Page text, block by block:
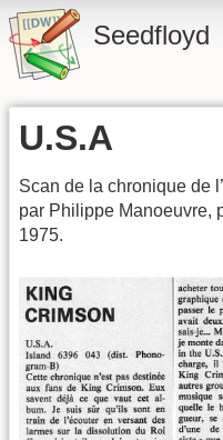
Seedfloyd
U.S.A
Scan de la chronique de
par Philippe Manoeuvre,
1975.